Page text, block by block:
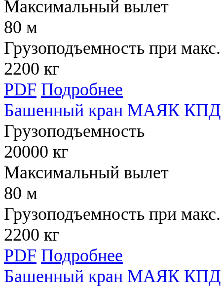
Максимальный вылет
80 м
Грузоподъемность при
2200 кг
PDF Подробнее
Башенный кран МАЯК КПД
Грузоподъемность
20000 кг
Максимальный вылет
80 м
Грузоподъемность при
2200 кг
PDF Подробнее
Башенный кран МАЯК КПД